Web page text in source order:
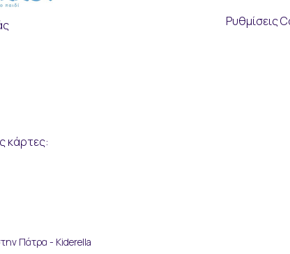
Ρυθμίσεις
κάρτες:
Πάτρα - Kiderella